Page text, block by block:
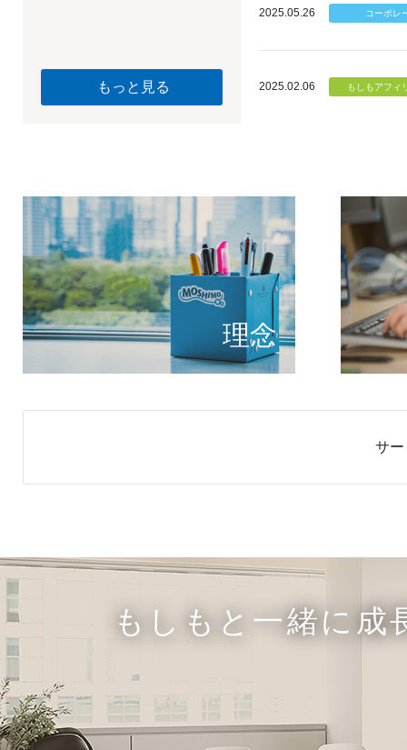
もっと見る
2025.05.26
2025.02.06
理念
個のチ
もしもが描く未
サ
もしもと一緒に成